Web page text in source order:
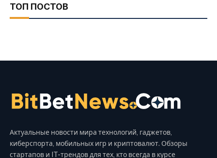
ТОП ПОСТОВ
Актуальные новости мира технологий, гаджетов,
киберспорта, мобильных игр и криптовалют. Обзоры
стартапов и IT-трендов для тех, кто всегда в курсе